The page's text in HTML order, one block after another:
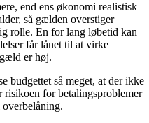
end ens økonomi realistisk
så gælden overstiger
rolle. En for lang løbetid kan
får lånet til at virke
er høj.
budgettet så meget, at der ikke
for betalingsproblemer